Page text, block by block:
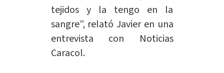
tejidos y la tengo en la
sangre”, relató Javier en una
entrevista con Noticias
Caracol.